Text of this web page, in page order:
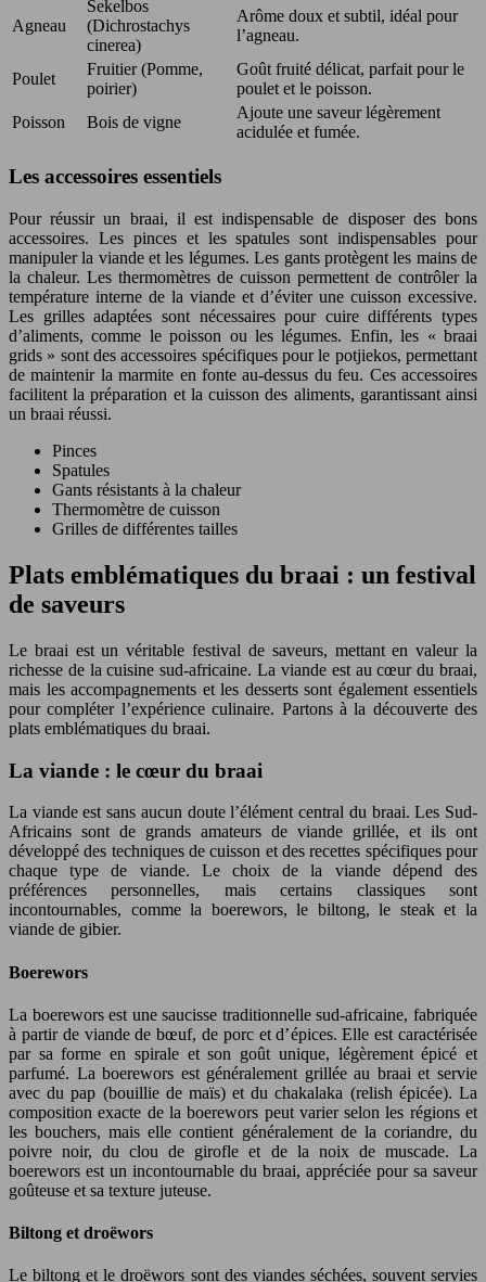
Agneau
Sekelbos
(Dichrostachys
cinerea)
Arôme doux et subtil, idéal pour
l’agneau.
Poulet
Fruitier (Pomme,
poirier)
Goût fruité délicat, parfait pour le
poulet et le poisson.
Poisson
Bois de vigne
Ajoute une saveur légèrement
acidulée et fumée.
Les accessoires essentiels
Pour réussir un braai, il est indispensable de disposer des bons
accessoires. Les pinces et les spatules sont indispensables pour
manipuler la viande et les légumes. Les gants protègent les mains de
la chaleur. Les thermomètres de cuisson permettent de contrôler la
température interne de la viande et d’éviter une cuisson excessive.
Les grilles adaptées sont nécessaires pour cuire différents types
d’aliments, comme le poisson ou les légumes. Enfin, les « braai
grids » sont des accessoires spécifiques pour le potjiekos, permettant
de maintenir la marmite en fonte au-dessus du feu. Ces accessoires
facilitent la préparation et la cuisson des aliments, garantissant ainsi
un braai réussi.
Pinces
Spatules
Gants résistants à la chaleur
Thermomètre de cuisson
Grilles de différentes tailles
Plats emblématiques du braai : un festival
de saveurs
Le braai est un véritable festival de saveurs, mettant en valeur la
richesse de la cuisine sud-africaine. La viande est au cœur du braai,
mais les accompagnements et les desserts sont également essentiels
pour compléter l’expérience culinaire. Partons à la découverte des
plats emblématiques du braai.
La viande : le cœur du braai
La viande est sans aucun doute l’élément central du braai. Les Sud-
Africains sont de grands amateurs de viande grillée, et ils ont
développé des techniques de cuisson et des recettes spécifiques pour
chaque type de viande. Le choix de la viande dépend des
préférences personnelles, mais certains classiques sont
incontournables, comme la boerewors, le biltong, le steak et la
viande de gibier.
Boerewors
La boerewors est une saucisse traditionnelle sud-africaine, fabriquée
à partir de viande de bœuf, de porc et d’épices. Elle est caractérisée
par sa forme en spirale et son goût unique, légèrement épicé et
parfumé. La boerewors est généralement grillée au braai et servie
avec du pap (bouillie de maïs) et du chakalaka (relish épicée). La
composition exacte de la boerewors peut varier selon les régions et
les bouchers, mais elle contient généralement de la coriandre, du
poivre noir, du clou de girofle et de la noix de muscade. La
boerewors est un incontournable du braai, appréciée pour sa saveur
goûteuse et sa texture juteuse.
Biltong et droëwors
Le biltong et le droëwors sont des viandes séchées, souvent servies